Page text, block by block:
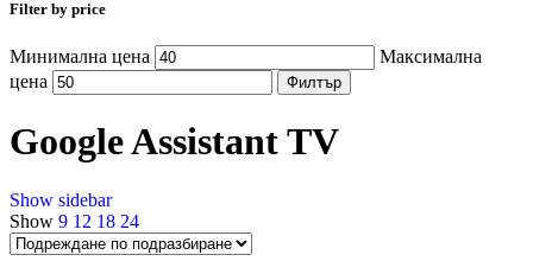
Filter by price
Минимална цена
Максимална
цена
Филтър
Google Assistant TV
Show sidebar
Show 9 12 18 24